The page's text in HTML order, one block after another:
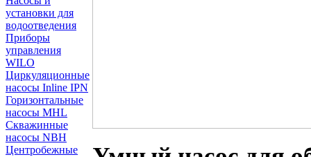
установки для
водоотведения
Приборы
управления
WILO
Циркуляционные
насосы Inline IPN
Горизонтальные
насосы MHL
Скважинные
насосы NBH
Центробежные